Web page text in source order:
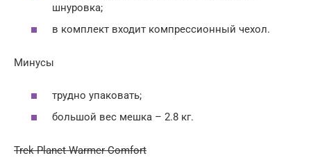
шнуровка;
в комплект входит компрессионный чехол.
Минусы
трудно упаковать;
большой вес мешка – 2.8 кг.
Trek Planet Warmer Comfort